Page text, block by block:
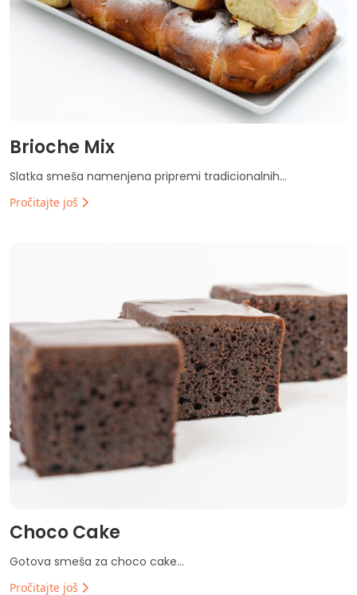
Brioche Mix
Slatka smeša namenjena pripremi tradicionalnih...
Pročitajte još
Choco Cake
Gotova smeša za choco cake...
Pročitajte još